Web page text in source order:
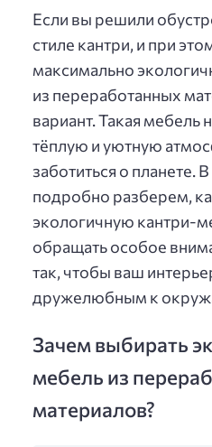
Если вы решили
стиле кантри, и при
максимально
из переработанных
вариант. Такая мебель
тёплую и уютную
заботиться о планете.
подробно разберем,
экологичную кантри-
обращать особое
так, чтобы ваш
дружелюбным к
Зачем выбирать
мебель из
материалов?